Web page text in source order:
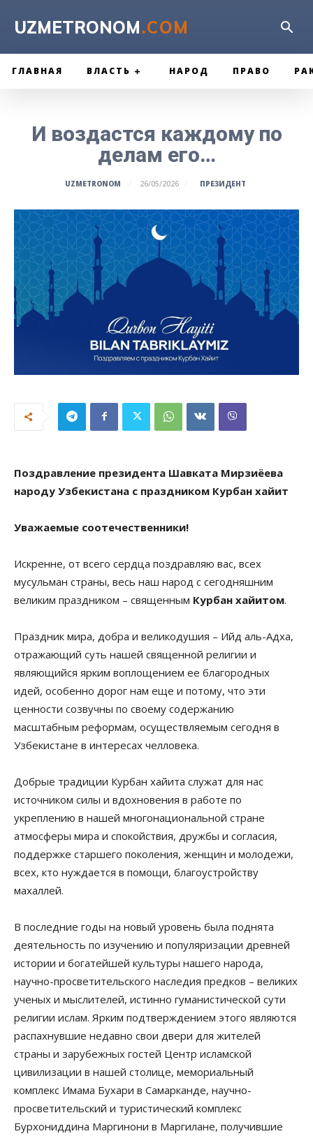
UZMETRONOM.COM
ГЛАВНАЯ ВЛАСТЬ НАРОД ПРАВО
И воздастся каждому по
делам его…
UZMETRONOM 26/05/2026 ПРЕЗИДЕНТ
Поздравление президента Шавката Мирзиёева
народу Узбекистана с праздником Курбан хайит
Уважаемые соотечественники!
Искренне, от всего сердца поздравляю вас, всех
мусульман страны, весь наш народ с сегодняшним
великим праздником – священным Курбан хайитом.
Праздник мира, добра и великодушия – Ийд аль-Адха,
отражающий суть нашей священной религии и
являющийся ярким воплощением ее благородных
идей, особенно дорог нам еще и потому, что эти
ценности созвучны по своему содержанию
масштабным реформам, осуществляемым сегодня в
Узбекистане в интересах челловека.
Добрые традиции Курбан хайита служат для нас
источником силы и вдохновения в работе по
укреплению в нашей многонациональной стране
атмосферы мира и спокойствия, дружбы и согласия,
поддержке старшего поколения, женщин и молодежи,
всех, кто нуждается в помощи, благоустройству
махаллей.
В последние годы на новый уровень была поднята
деятельность по изучению и популяризации древней
истории и богатейшей культуры нашего народа,
научно-просветительского наследия предков – великих
ученых и мыслителей, истинно гуманистической сути
религии ислам. Ярким подтверждением этого являются
распахнувшие недавно свои двери для жителей
страны и зарубежных гостей Центр исламской
цивилизации в нашей столице, мемориальный
комплекс Имама Бухари в Самарканде, научно-
просветительский и туристический комплекс
Бурхониддина Маргинони в Маргилане, получившие